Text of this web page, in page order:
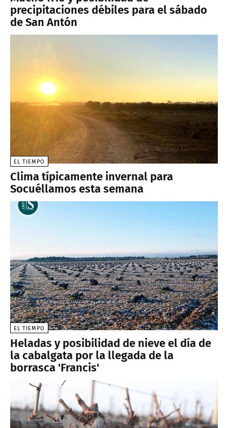
precipitaciones débiles para el sábado
de San Antón
EL TIEMPO
Clima típicamente invernal para
Socuéllamos esta semana
EL TIEMPO
Heladas y posibilidad de nieve el día de
la cabalgata por la llegada de la
borrasca 'Francis'